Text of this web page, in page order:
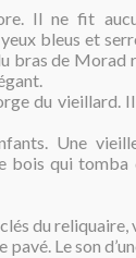
Il ne fit
bleus et
bras de Morad
du vieillard.
Une
qui tomba
du reliquaire,
Le son